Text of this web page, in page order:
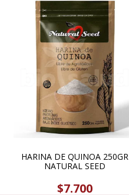
HARINA DE QUINOA 250GR
NATURAL SEED
$7.700